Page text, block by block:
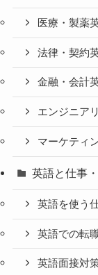
医療・製薬
法律・契約
金融・会計
エンジニア
マーケティ
英語と仕事
英語を使う
英語での転
英語面接対